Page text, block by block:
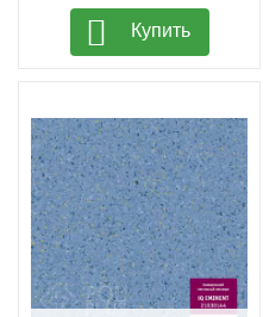
Купить